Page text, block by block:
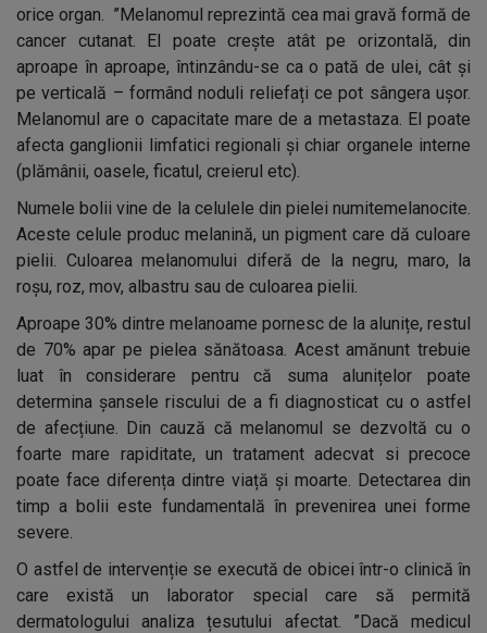
orice organ. ”Melanomul reprezintă cea mai gravă formă de
cancer cutanat. El poate crește atât pe orizontală, din
aproape în aproape, întinzându-se ca o pată de ulei, cât și
pe verticală – formând noduli reliefați ce pot sângera ușor.
Melanomul are o capacitate mare de a metastaza. El poate
afecta ganglionii limfatici regionali și chiar organele interne
(plămânii, oasele, ficatul, creierul etc).
Numele bolii vine de la celulele din pielei numitemelanocite.
Aceste celule produc melanină, un pigment care dă culoare
pielii. Culoarea melanomului diferă de la negru, maro, la
roșu, roz, mov, albastru sau de culoarea pielii.
Aproape 30% dintre melanoame pornesc de la alunițe, restul
de 70% apar pe pielea sănătoasa. Acest amănunt trebuie
luat în considerare pentru că suma alunițelor poate
determina șansele riscului de a fi diagnosticat cu o astfel
de afecțiune. Din cauză că melanomul se dezvoltă cu o
foarte mare rapiditate, un tratament adecvat si precoce
poate face diferența dintre viață și moarte. Detectarea din
timp a bolii este fundamentală în prevenirea unei forme
severe.
O astfel de intervenție se execută de obicei într-o clinică în
care există un laborator special care să permită
dermatologului analiza țesutului afectat. ”Dacă medicul